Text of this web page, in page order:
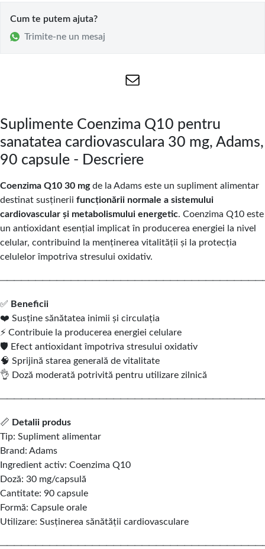
Cum te putem ajuta?
Trimite-ne un mesaj
Suplimente Coenzima Q10 pentru
sanatatea cardiovasculara 30 mg, Adams,
90 capsule - Descriere
Coenzima Q10 30 mgde la Adams este un supliment alimentar
destinat susținerii funcționării normale a sistemului
cardiovascular și metabolismului energetic. Coenzima Q10 este
un antioxidant esențial implicat în producerea energiei la nivel
celular, contribuind la menținerea vitalității și la protecția
celulelor împotriva stresului oxidativ.
✅ Beneficii
❤️ Susține sănătatea inimii și circulația
⚡ Contribuie la producerea energiei celulare
🛡️ Efect antioxidant împotriva stresului oxidativ
🧠 Sprijină starea generală de vitalitate
👌 Doză moderată potrivită pentru utilizare zilnică
📏 Detalii produs
Tip: Supliment alimentar
Brand: Adams
Ingredient activ: Coenzima Q10
Doză: 30 mg/capsulă
Cantitate: 90 capsule
Formă: Capsule orale
Utilizare: Susținerea sănătății cardiovasculare